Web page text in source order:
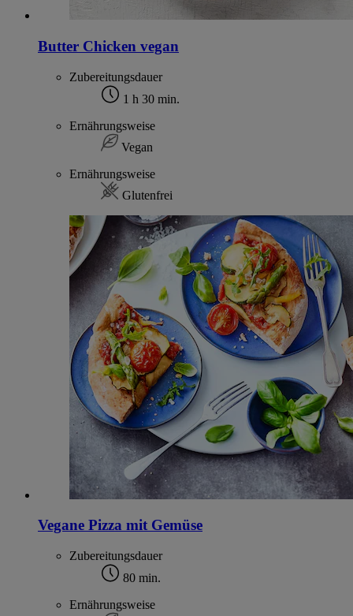
Butter Chicken vegan
Zubereitungsdauer
1 h 30 min.
Ernährungsweise
Vegan
Ernährungsweise
Glutenfrei
Vegane Pizza mit Gemüse
Zubereitungsdauer
80 min.
Ernährungsweise